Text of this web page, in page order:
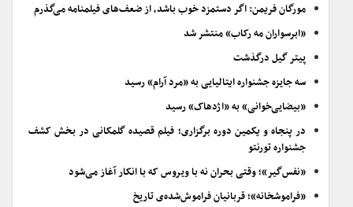
مورگان فریمن: اگر دستمزد خوب باشد، از ضعف‌های فیلمنامه می‌گذرم
«ابرسواران مه رکاب» منتشر شد
پیتر گیل درگذشت
سه جایزه جشنواره ایتالیایی به «مرد آرام» رسید
«بیضایی‌خوانی» به «اژدهاک» رسید
در پنجاه و یکمین دوره برگزاری؛ فیلم قصیده گلمکانی در بخش کشف
جشنواره تورنتو
«نفس‌گیر»؛ وقتی بحران نه با ویروس که با انکار آغاز می‌شود
«فراموشخانه»؛ قربانیان فراموش‌شده‌ی تاریخ